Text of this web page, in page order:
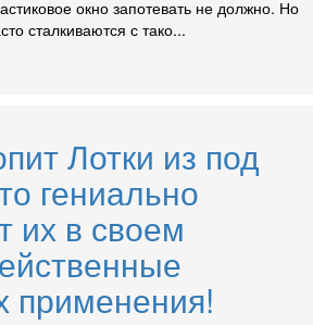
окно запотевать не должно. Но
сталкиваются с тако...
Лотки из под
гениально
их в своем
применения!